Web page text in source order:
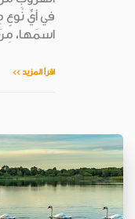
في أيِّ نَوعٍ
اسمَها،
اقرأ المزيد >>